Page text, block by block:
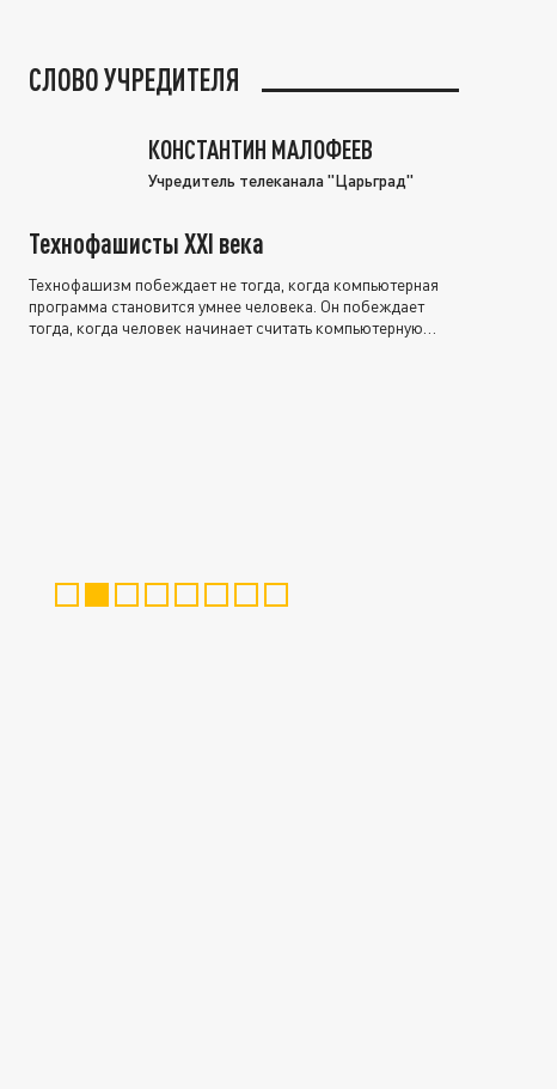
СЛОВО УЧРЕДИТЕЛЯ
КОНСТАНТИН МАЛОФЕЕВ
Учредитель телеканала "Царьград"
Технофашисты XXI века
Технофашизм побеждает не тогда, когда компьютерная
программа становится умнее человека. Он побеждает
тогда, когда человек начинает считать компьютерную